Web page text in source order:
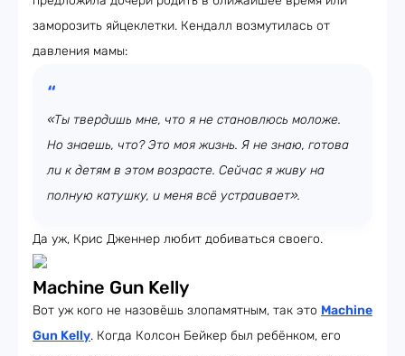
заморозить яйцеклетки. Кендалл возмутилась от
давления мамы:
«Ты твердишь мне, что я не становлюсь моложе.
Но знаешь, что? Это моя жизнь. Я не знаю, готова
ли к детям в этом возрасте. Сейчас я живу на
полную катушку, и меня всё устраивает».
Да уж, Крис Дженнер любит добиваться своего.
Machine Gun Kelly
Вот уж кого не назовёшь злопамятным, так это Machine
Gun Kelly. Когда Колсон Бейкер был ребёнком, его